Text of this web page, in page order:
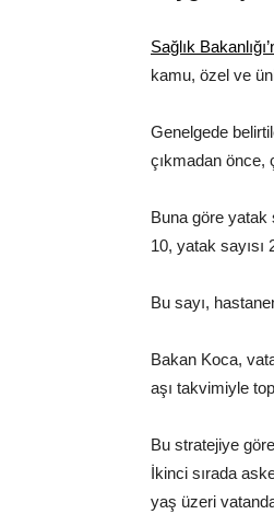
Sağlık
kamu, özel ve
Genelgede
çıkmadan önce,
Buna göre yatak
10, yatak sayısı
Bu sayı,
Bakan Koca,
aşı takvimiyle
Bu stratejiye
İkinci sırada
yaş üzeri